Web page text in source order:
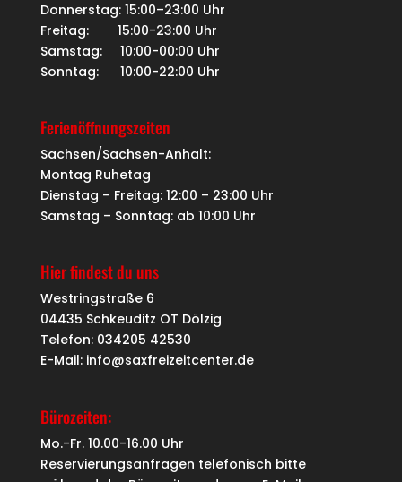
Donnerstag: 15:00–23:00 Uhr
Freitag: 15:00-23:00 Uhr
Samstag: 10:00-00:00 Uhr
Sonntag: 10:00-22:00 Uhr
Ferienöffnungszeiten
Sachsen/Sachsen-Anhalt:
Montag Ruhetag
Dienstag – Freitag: 12:00 – 23:00 Uhr
Samstag – Sonntag: ab 10:00 Uhr
Hier findest du uns
Westringstraße 6
04435 Schkeuditz OT Dölzig
Telefon: 034205 42530
E-Mail: info@saxfreizeitcenter.de
Bürozeiten:
Mo.-Fr. 10.00-16.00 Uhr
Reservierungsanfragen telefonisch bitte